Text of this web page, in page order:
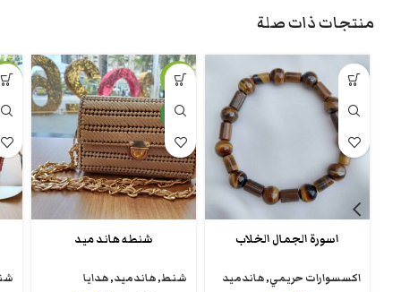
منتجات ذات صلة
اسورة الجمال الخلاب
اكسسوارات حريمي,هاندميد
-10%
جديد
شنطه هاند ميد
شنط,هاندميد,هدايا